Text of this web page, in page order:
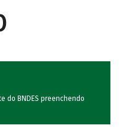
do BNDES preenchendo